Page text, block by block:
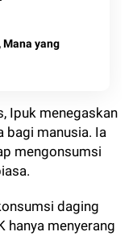
yang
Ipuk menegaskan
bagi manusia. Ia
mengonsumsi
daging
hanya menyerang